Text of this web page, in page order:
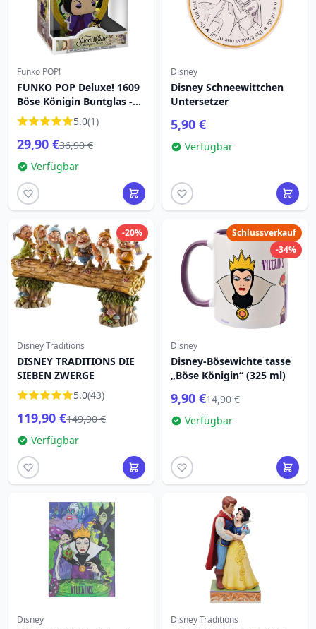
Funko POP!
FUNKO POP Deluxe! 1609
Böse Königin Buntglas -
Disney Villains
5.0(1)
29,90 €36,90 €
Verfügbar
Disney
Disney Schneewittchen
Untersetzer
5,90 €
Verfügbar
-20%
Disney Traditions
DISNEY TRADITIONS DIE
SIEBEN ZWERGE
5.0(43)
119,90 €149,90 €
Verfügbar
Schlussverkauf
-34%
Disney
Disney-Bösewichte tasse
„Böse Königin“ (325 ml)
9,90 €14,90 €
Verfügbar
Disney Disney Traditions